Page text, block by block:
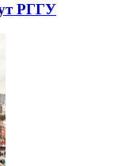
РГГУ